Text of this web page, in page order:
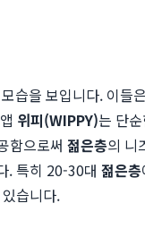
습을 보입니다. 이
위피(WIPPY)는 단
함으로써 젊은층의 니
. 특히 20-30대 젊은층
습니다.